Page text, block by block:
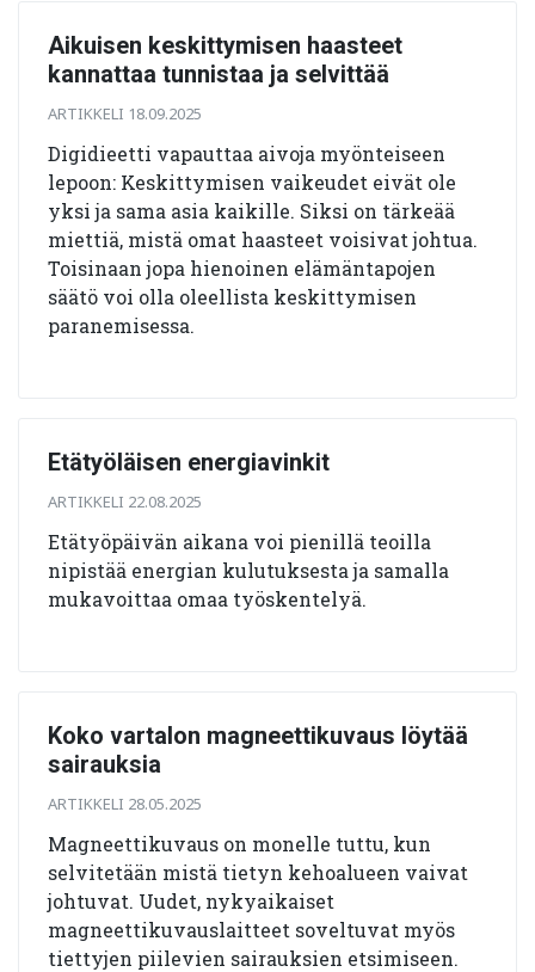
Aikuisen keskittymisen haasteet
kannattaa tunnistaa ja selvittää
ARTIKKELI 18.09.2025
Digidieetti vapauttaa aivoja myönteiseen
lepoon: Keskittymisen vaikeudet eivät ole
yksi ja sama asia kaikille. Siksi on tärkeää
miettiä, mistä omat haasteet voisivat johtua.
Toisinaan jopa hienoinen elämäntapojen
säätö voi olla oleellista keskittymisen
paranemisessa.
Etätyöläisen energiavinkit
ARTIKKELI 22.08.2025
Etätyöpäivän aikana voi pienillä teoilla
nipistää energian kulutuksesta ja samalla
mukavoittaa omaa työskentelyä.
Koko vartalon magneettikuvaus löytää
sairauksia
ARTIKKELI 28.05.2025
Magneettikuvaus on monelle tuttu, kun
selvitetään mistä tietyn kehoalueen vaivat
johtuvat. Uudet, nykyaikaiset
magneettikuvauslaitteet soveltuvat myös
tiettyjen piilevien sairauksien etsimiseen.